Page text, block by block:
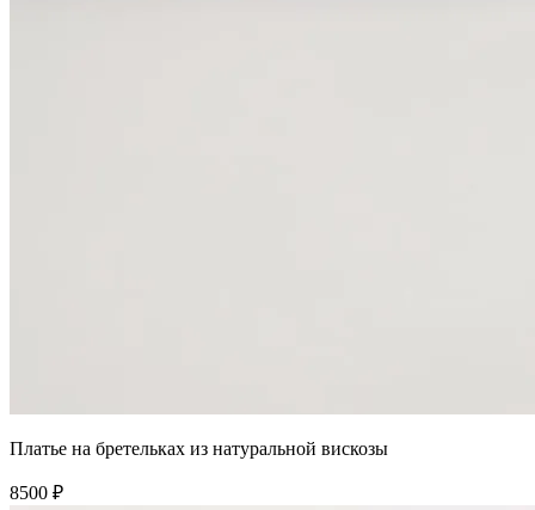
Платье на бретельках из натуральной вискозы
8500 ₽